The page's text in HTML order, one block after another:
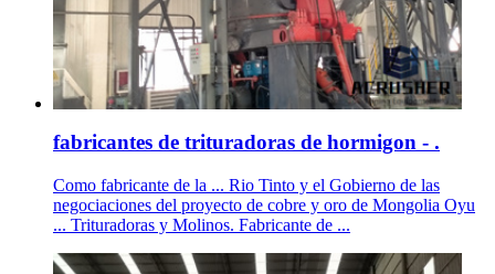
fabricantes de trituradoras de hormigon - .
Como fabricante de la ... Rio Tinto y el Gobierno de las
negociaciones del proyecto de cobre y oro de Mongolia Oyu
... Trituradoras y Molinos. Fabricante de ...